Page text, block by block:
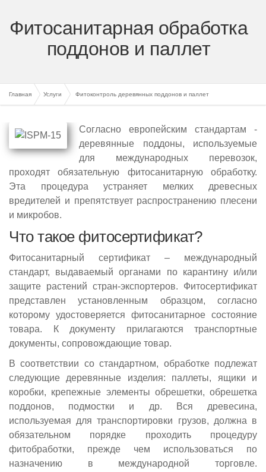
Фитосанитарная обработка
поддонов и паллет
Главная Услуги Фитоконтроль деревянных поддонов и паллет
Согласно европейским стандартам -
деревянные поддоны, используемые
для международных перевозок,
проходят обязательную фитосанитарную обработку.
Эта процедура устраняет мелких древесных
вредителей и препятствует распространению плесени
и микробов.
Что такое фитосертификат?
Фитосанитарный сертификат – международный
стандарт, выдаваемый органами по карантину и/или
защите растений стран-экспортеров. Фитосертификат
представлен установленным образцом, согласно
которому удостоверяется фитосанитарное состояние
товара. К документу прилагаются транспортные
документы, сопровождающие товар.
В соответствии со стандартном, обработке подлежат
следующие деревянные изделия: паллеты, ящики и
коробки, крепежные элементы обрешетки, обрешетка
поддонов, подмостки и др. Вся древесина,
используемая для транспортировки грузов, должна в
обязательном порядке проходить процедуру
фитобработки, прежде чем использоваться по
назначению в международной торговле.